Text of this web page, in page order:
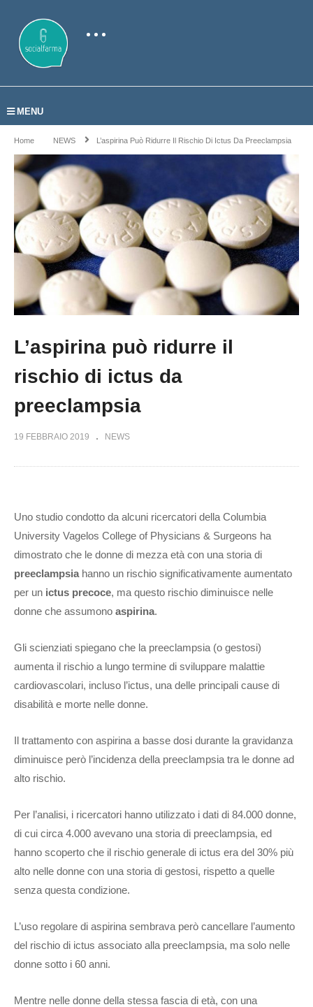
MENU
Home NEWS L’aspirina Può Ridurre Il Rischio Di Ictus Da Preeclampsia
L’aspirina può ridurre il
rischio di ictus da
preeclampsia
19 FEBBRAIO 2019 NEWS
Uno studio condotto da alcuni ricercatori della Columbia
University Vagelos College of Physicians & Surgeons ha
dimostrato che le donne di mezza età con una storia di
preeclampsia hanno un rischio significativamente aumentato
per un ictus precoce, ma questo rischio diminuisce nelle
donne che assumono aspirina.
Gli scienziati spiegano che la preeclampsia (o gestosi)
aumenta il rischio a lungo termine di sviluppare malattie
cardiovascolari, incluso l’ictus, una delle principali cause di
disabilità e morte nelle donne.
Il trattamento con aspirina a basse dosi durante la gravidanza
diminuisce però l’incidenza della preeclampsia tra le donne ad
alto rischio.
Per l’analisi, i ricercatori hanno utilizzato i dati di 84.000 donne,
di cui circa 4.000 avevano una storia di preeclampsia, ed
hanno scoperto che il rischio generale di ictus era del 30% più
alto nelle donne con una storia di gestosi, rispetto a quelle
senza questa condizione.
L’uso regolare di aspirina sembrava però cancellare l’aumento
del rischio di ictus associato alla preeclampsia, ma solo nelle
donne sotto i 60 anni.
Mentre nelle donne della stessa fascia di età, con una